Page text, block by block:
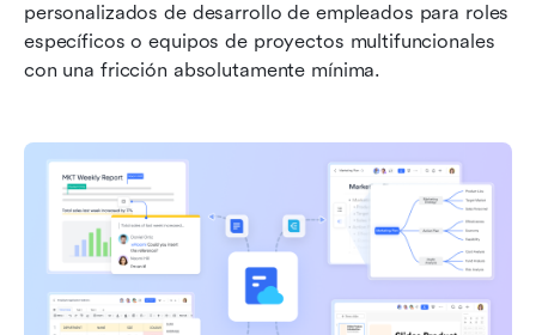
personalizados de desarrollo de empleados para roles
específicos o equipos de proyectos multifuncionales
con una fricción absolutamente mínima.